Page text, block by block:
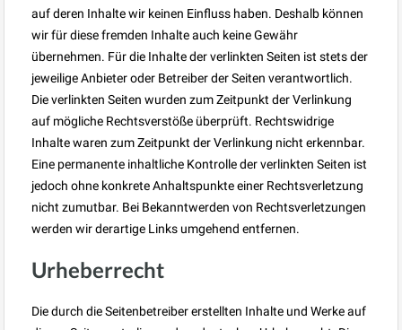
auf deren Inhalte wir keinen Einfluss haben. Deshalb können
wir für diese fremden Inhalte auch keine Gewähr
übernehmen. Für die Inhalte der verlinkten Seiten ist stets der
jeweilige Anbieter oder Betreiber der Seiten verantwortlich.
Die verlinkten Seiten wurden zum Zeitpunkt der Verlinkung
auf mögliche Rechtsverstöße überprüft. Rechtswidrige
Inhalte waren zum Zeitpunkt der Verlinkung nicht erkennbar.
Eine permanente inhaltliche Kontrolle der verlinkten Seiten ist
jedoch ohne konkrete Anhaltspunkte einer Rechtsverletzung
nicht zumutbar. Bei Bekanntwerden von Rechtsverletzungen
werden wir derartige Links umgehend entfernen.
Urheberrecht
Die durch die Seitenbetreiber erstellten Inhalte und Werke auf